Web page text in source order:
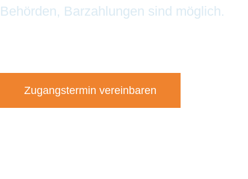
Behörden, Barzahlungen sind möglich.
Zugangstermin vereinbaren